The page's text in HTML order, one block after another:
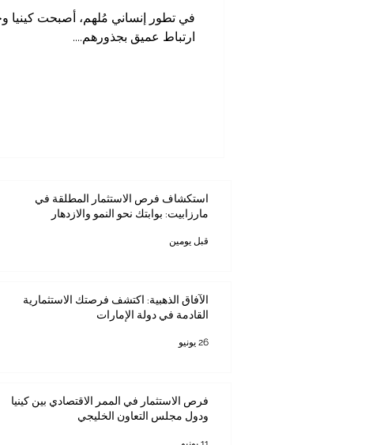
في تطور إنساني مُلهم، أصبحت كينيا
ارتباط عميق بجذورهم....
استكشاف فرص الاستثمار المطلقة في
مارزابيت: بوابتك نحو النمو والازدهار
قبل يومين
الآفاق الذهبية: اكتشف فرصتك الاستثمارية
القادمة في دولة الإمارات
26 يونيو
فرص الاستثمار في الممر الاقتصادي بين كينيا
ودول مجلس التعاون الخليجي